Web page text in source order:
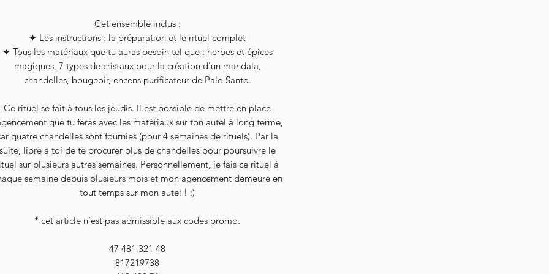
Cet ensemble inclus :
✦ Les instructions : la préparation et le rituel complet
✦ Tous les matériaux que tu auras besoin tel que : herbes et épices
magiques, 7 types de cristaux pour la création d'un mandala,
chandelles, bougeoir, encens purificateur de Palo Santo.
Ce rituel se fait à tous les jeudis. Il est possible de mettre en place
que tu feras avec les matériaux sur ton autel à long terme,
quatre chandelles sont fournies (pour 4 semaines de rituels). Par la
suite, libre à toi de te procurer plus de chandelles pour poursuivre le
sur plusieurs autres semaines. Personnellement, je fais ce rituel à
semaine depuis plusieurs mois et mon agencement demeure en
tout temps sur mon autel ! :)
* cet article n’est pas admissible aux codes promo.
47 481 321 48
817219738